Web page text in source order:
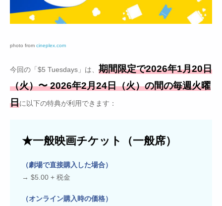
photo from cineplex.com
今回の「$5 Tuesdays」は、 期間限定で2026年1月20日
（火）〜 2026年2月24日（火）の間の毎週火曜
日に以下の特典が利用できます：
★一般映画チケット（一般席）
（劇場で直接購入した場合）
→ $5.00 + 税金
（オンライン購入時の価格）